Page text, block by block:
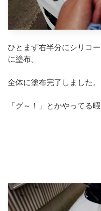
ひとまず右半分にシリコ
に塗布。
全体に塗布完了しました。
「グ～！」とかやってる